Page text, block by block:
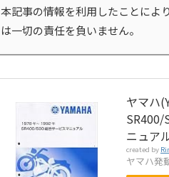
本記事の情報を利用したことによ
は一切の責任を負いません。
ヤマハ
SR400/
ニュア
created by
ヤマハ発